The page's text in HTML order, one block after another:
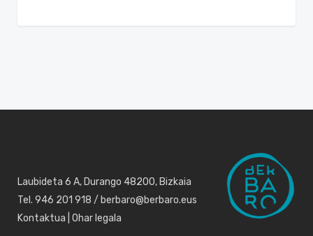
Laubideta 6 A, Durango 48200, Bizkaia
Tel. 946 201 918 / berbaro@berbaro.eus
Kontaktua Ohar legala